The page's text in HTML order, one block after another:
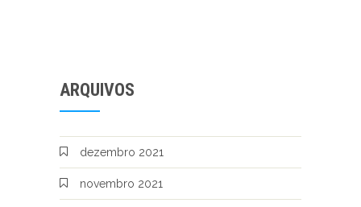
ARQUIVOS
dezembro 2021
novembro 2021